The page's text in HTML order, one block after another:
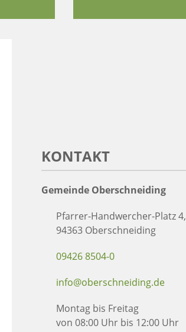
KONTAKT
Gemeinde Oberschneiding
Pfarrer-Handwercher-Platz 4,
94363 Oberschneiding
09426 8504-0
info@oberschneiding.de
Montag bis Freitag
von 08:00 Uhr bis 12:00 Uhr